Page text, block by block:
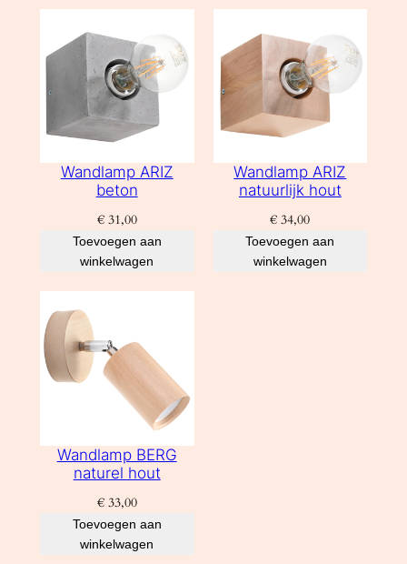
Wandlamp ARIZ
beton
€31,00
Toevoegen aan
winkelwagen
Wandlamp ARIZ
natuurlijk hout
€ 34,00
Toevoegen aan
winkelwagen
Wandlamp BERG
naturel hout
€33,00
Toevoegen aan
winkelwagen